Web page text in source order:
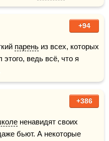
+94
парень из всех, которых
ведь всё, что я
+386
ненавидят своих
бьют. А некоторые